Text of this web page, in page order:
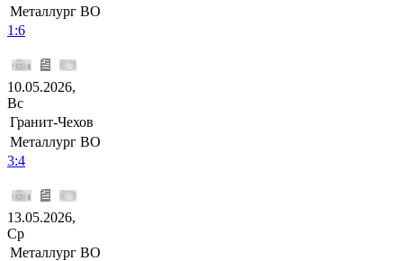
Металлург ВО
1:6
10.05.2026,
Вс
Гранит-Чехов
Металлург ВО
3:4
13.05.2026,
Ср
Металлург ВО